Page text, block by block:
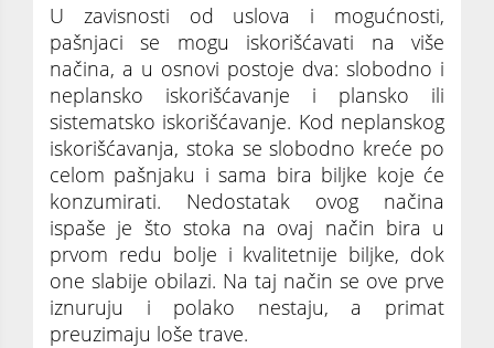
U zavisnosti od uslova i mogućnosti,
pašnjaci se mogu iskorišćavati na više
načina, a u osnovi postoje dva: slobodno i
neplansko iskorišćavanje i plansko ili
sistematsko iskorišćavanje. Kod neplanskog
iskorišćavanja, stoka se slobodno kreće po
celom pašnjaku i sama bira biljke koje će
konzumirati. Nedostatak ovog načina
ispaše je što stoka na ovaj način bira u
prvom redu bolje i kvalitetnije biljke, dok
one slabije obilazi. Na taj način se ove prve
iznuruju i polako nestaju, a primat
preuzimaju loše trave.